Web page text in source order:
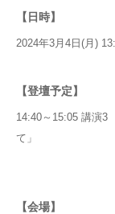
【日時】
2024年3月4日(月)
【登壇予定】
14:40～15:05 講演3
て」
【会場】